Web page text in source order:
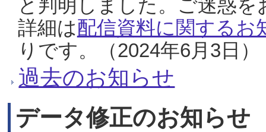
と判明しました。ご迷惑
詳細は配信資料に関するお
りです。（2024年6月3日）
過去のお知らせ
データ修正のお知らせ